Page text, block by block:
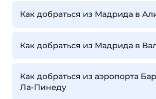
Как добраться из Мадрида в
Как добраться из Мадрида в
Как добраться из аэропорта
Ла-Пинеду